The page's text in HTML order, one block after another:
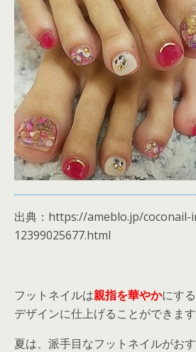
出典：https://ameblo.jp/
12399025677.html
フットネイルは親指を華やかにす
デザインに仕上げることができます
夏は、派手目なフットネイルがおす